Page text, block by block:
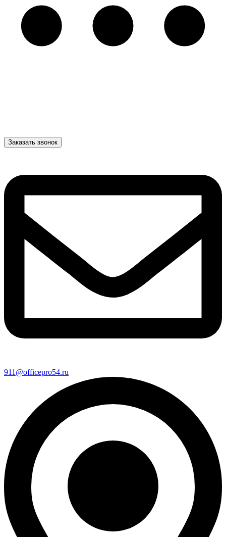
Заказать звонок
911@officepro54.ru